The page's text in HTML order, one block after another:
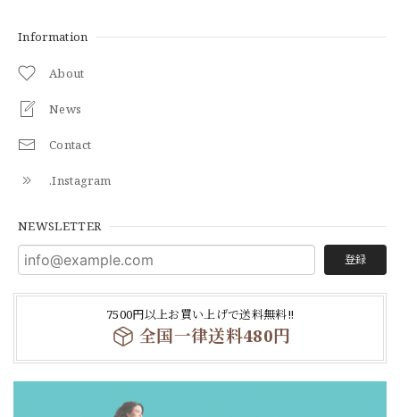
Information
About
News
Contact
.Instagram
NEWSLETTER
登録
7500円以上お買い上げで送料無料‼
全国一律送料480円